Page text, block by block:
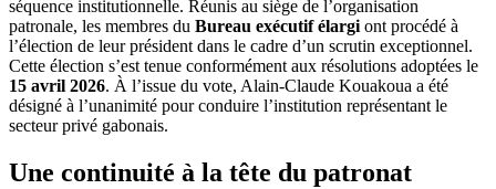
séquence institutionnelle. Réunis au siège de l’organisation
patronale, les membres du Bureau exécutif élargi ont procédé à
l’élection de leur président dans le cadre d’un scrutin exceptionnel.
Cette élection s’est tenue conformément aux résolutions adoptées le
15 avril 2026. À l’issue du vote, Alain-Claude Kouakoua a été
désigné à l’unanimité pour conduire l’institution représentant le
secteur privé gabonais.
Une continuité à la tête du patronat